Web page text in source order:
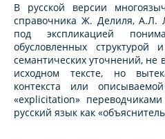
В русской версии
справочника Ж. Делиля,
под экспликацией
обусловленных структурой
семантических уточнений,
исходном тексте, но
контекста или
«explicitation»
русский язык как